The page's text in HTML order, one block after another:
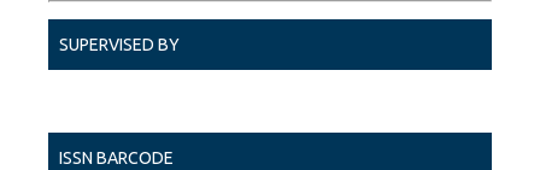
SUPERVISED BY
ISSN BARCODE